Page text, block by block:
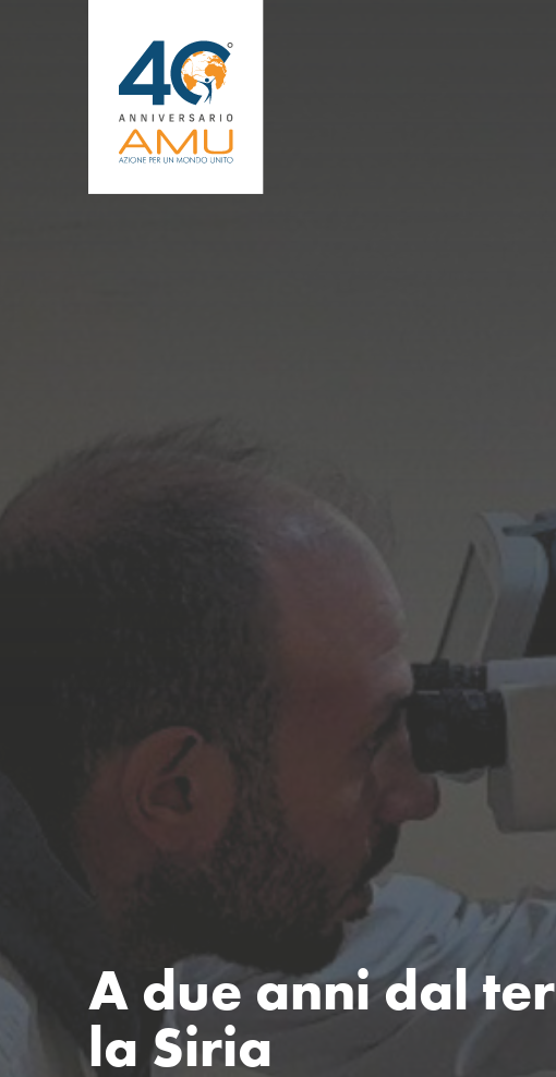
A due anni dal
la Siria